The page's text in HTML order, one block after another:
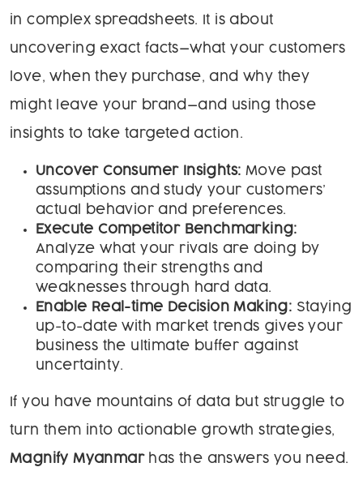
in complex spreadsheets. It is about
uncovering exact facts—what your customers
love, when they purchase, and why they
might leave your brand—and using those
insights to take targeted action.
Uncover Consumer Insights: Move past
assumptions and study your customers’
actual behavior and preferences.
Execute Competitor Benchmarking:
Analyze what your rivals are doing by
comparing their strengths and
weaknesses through hard data.
Enable Real-time Decision Making: Staying
up-to-date with market trends gives your
business the ultimate buffer against
uncertainty.
If you have mountains of data but struggle to
turn them into actionable growth strategies,
Magnify Myanmarhas the answers you need.